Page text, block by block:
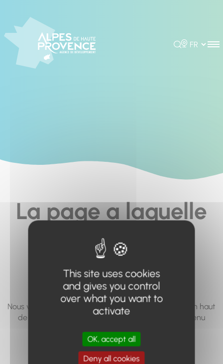
Rechercher
Choisir la
La page a laquelle
vous cherchez à
accéder n'existe
pas... ou plus.
Nous vous invitons à utiliser le moteur de recherche en haut
de page, ou à utiliser le menu pour trouver le contenu
Retour à l'accueil
This site uses cookies
and gives you control
over what you want to
activate
OK, accept all
Deny all cookies